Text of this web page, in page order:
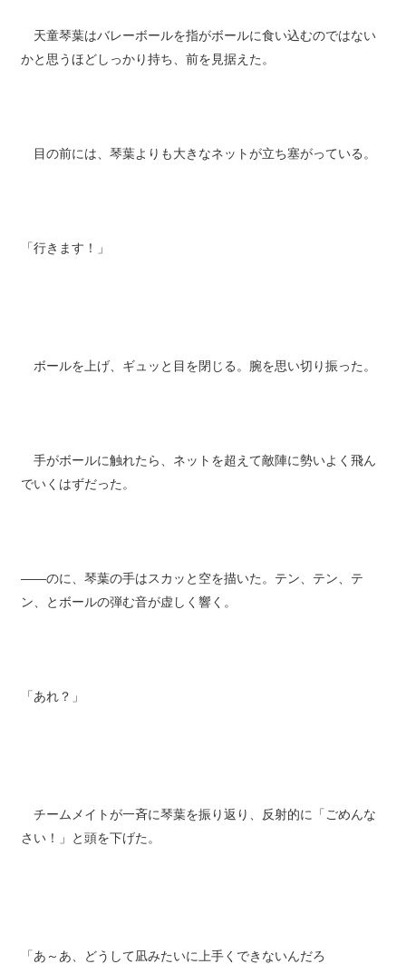
天童琴葉はバレーボールを指がボールに食い込むのではない
かと思うほどしっかり持ち、前を見据えた。
目の前には、琴葉よりも大きなネットが立ち塞がっている。
「行きます！」
ボールを上げ、ギュッと目を閉じる。腕を思い切り振った。
手がボールに触れたら、ネットを超えて敵陣に勢いよく飛ん
でいくはずだった。
――のに、琴葉の手はスカッと空を描いた。テン、テン、テ
ン、とボールの弾む音が虚しく響く。
「あれ？」
チームメイトが一斉に琴葉を振り返り、反射的に「ごめんな
さい！」と頭を下げた。
「あ～あ、どうして凪みたいに上手くできないんだろ